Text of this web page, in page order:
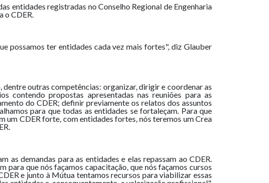
entidades registradas no Conselho Regional de Engenharia
o CDER.
possamos ter entidades cada vez mais fortes", diz Glauber
dentre outras competências: organizar, dirigir e coordenar as
contendo propostas apresentadas nas reuniões para as
do CDER; definir previamente os relatos dos assuntos
para que todas as entidades se fortaleçam. Para que
um CDER forte, com entidades fortes, nós teremos um Crea
as demandas para as entidades e elas repassam ao CDER.
que nós façamos capacitação, que nós façamos cursos
e junto à Mútua tentamos recursos para viabilizar essas